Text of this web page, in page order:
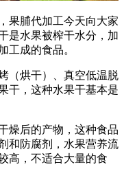
果脯代加工今天向大家
是水果被榨干水分，加
工成的食品。
（烘干）、真空低温脱
干，这种水果干基本是
燥后的产物，这种食品
和防腐剂，水果营养流
高，不适合大量的食